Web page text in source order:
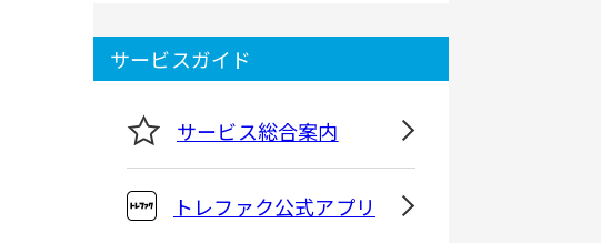
サービスガイド
サービス総合案内
トレファク公式アプリ